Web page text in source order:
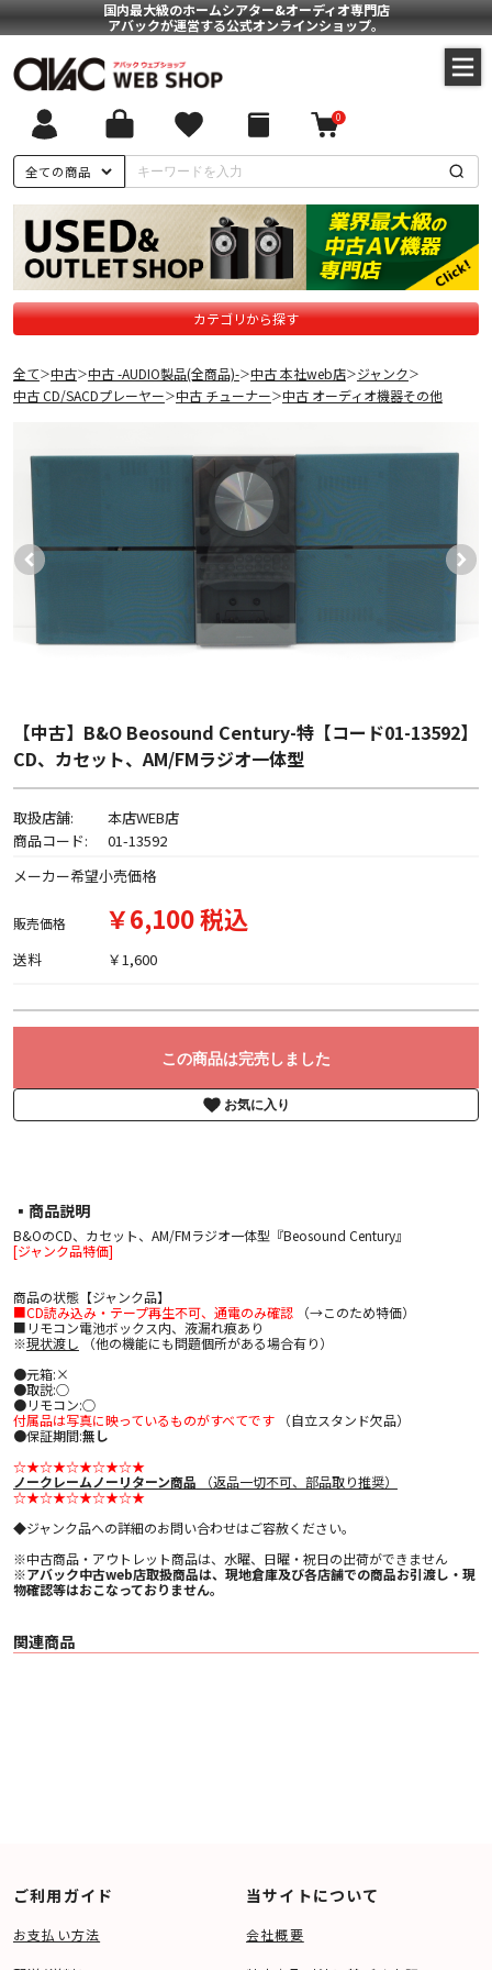
国内最大級のホームシアター&オーディオ専門店
アバックが運営する公式オンラインショップ。
全ての商品
0
カテゴリから探す
全て＞中古＞中古 -AUDIO製品(全商品)-＞中古 本社web店＞ジャンク＞
中古 CD/SACDプレーヤー＞中古 チューナー＞中古 オーディオ機器その他
【中古】B&O Beosound Century-特【コード01-13592】
CD、カセット、AM/FMラジオ一体型
取扱店舗:
本店WEB店
商品コード:
01-13592
メーカー希望小売価格
販売価格 ￥6,100 税込
送料 ￥1,600
この商品は完売しました
お気に入り
▪︎商品説明
B&OのCD、カセット、AM/FMラジオ一体型『Beosound Century』
[ジャンク品特価]
商品の状態【ジャンク品】
■CD読み込み・テープ再生不可、通電のみ確認（→このため特価）
■リモコン電池ボックス内、液漏れ痕あり
※現状渡し （他の機能にも問題個所がある場合有り）
●元箱:×
●取説:○
●リモコン:○
付属品は写真に映っているものがすべてです（自立スタンド欠品）
●保証期間:無し
☆★☆★☆★☆★☆★
ノークレームノーリターン商品 （返品一切不可、部品取り推奨）
☆★☆★☆★☆★☆★
◆ジャンク品への詳細のお問い合わせはご容赦ください。
※中古商品・アウトレット商品は、水曜、日曜・祝日の出荷ができません
※アバック中古web店取扱商品は、現地倉庫及び各店舗での商品お引渡し・現
物確認等はおこなっておりません。
関連商品
ご利用ガイド
お支払い方法
当サイトについて
会社概要